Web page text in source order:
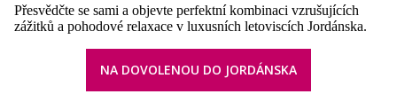
Přesvědčte se sami a objevte perfektní kombinaci vzrušujících
zážitků a pohodové relaxace v luxusních letoviscích Jordánska.
NA DOVOLENOU DO JORDÁNSKA